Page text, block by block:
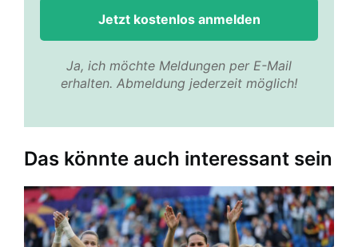
Ja, ich möchte Meldungen per E-Mail
erhalten. Abmeldung jederzeit möglich!
Das könnte auch interessant sein